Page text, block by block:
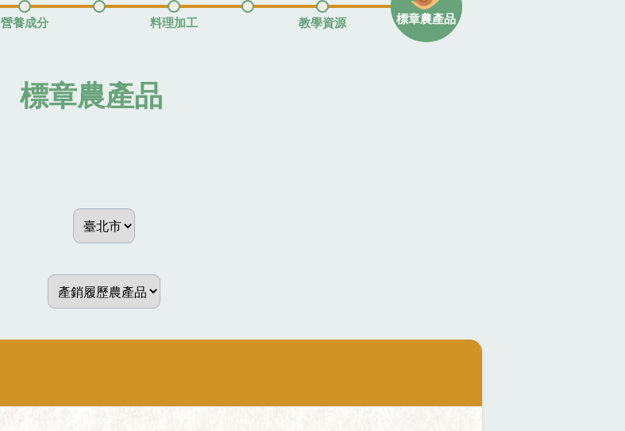
營養成分
料理加工
教學資源
標章農產品
標章農產品